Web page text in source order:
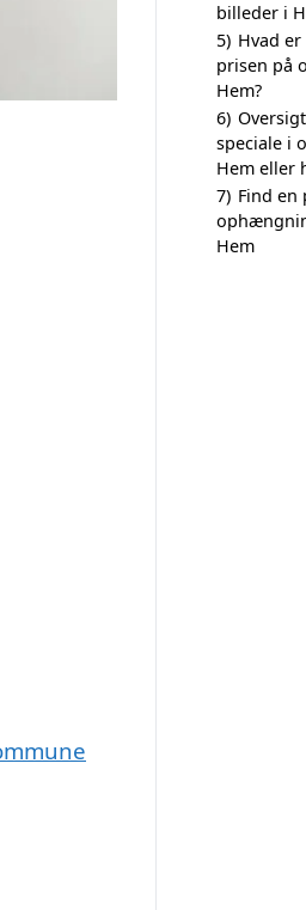
billeder i
5) Hvad
prisen på
Hem?
6)
speciale i
Hem eller
7) Find en
Hem